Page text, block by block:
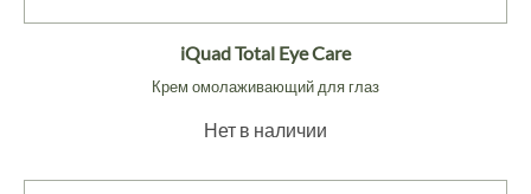
iQuad Total Eye Care
Крем омолаживающий для глаз
Нет в наличии